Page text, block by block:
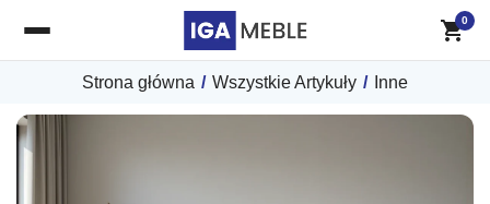
Strona główna / Wszystkie Artykuły / Inne
0